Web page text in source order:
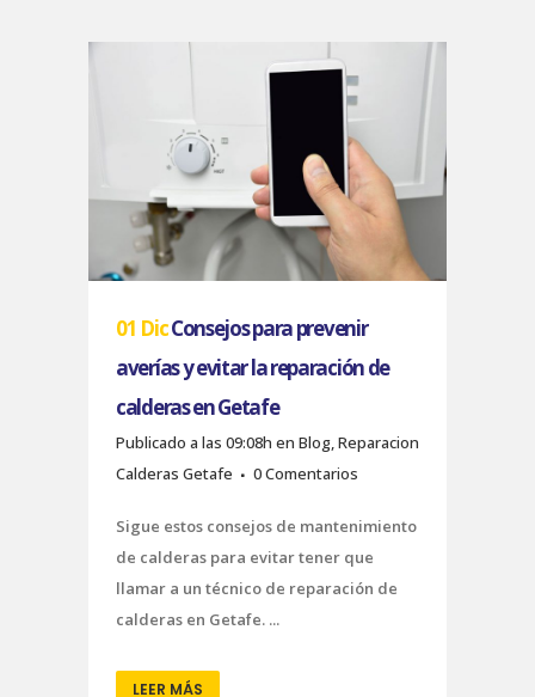
01 DicConsejos para prevenir
averías y evitar la reparación de
calderas en Getafe
Publicado a las 09:08h en Blog Reparacion
Calderas Getafe
0 Comentarios
Sigue estos consejos de mantenimiento
de calderas para evitar tener que
llamar a un técnico de reparación de
calderas en Getafe. ...
LEER MÁS